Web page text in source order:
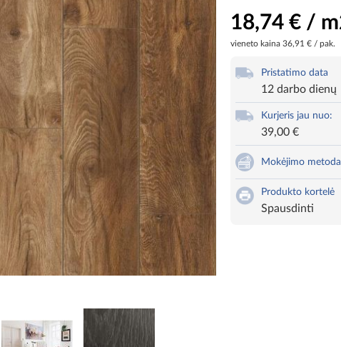
18,74 € /
vieneto kaina 36,91 € / pak.
Pristatimo data
12 darbo dienų
Kurjeris jau nuo:
39,00 €
Mokėjimo
Produkto kortelė
Spausdinti